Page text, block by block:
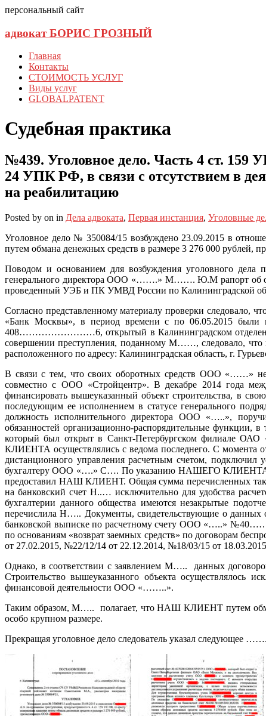
персональный сайт
адвокат БОРИС ГРОЗНЫЙ
Главная
Контакты
СТОИМОСТЬ УСЛУГ
Виды услуг
GLOBALPATENT
Судебная практика
№439. Уголовное дело. Часть 4 ст. 159
24 УПК РФ, в связи с отсутствием в
на реабилитацию
Posted by on in Дела адвоката, Первая инстанция, Уголовные
Уголовное дело № 350084/15 возбуждено 23.09.2015 в
путем обмана денежных средств в размере 3 276 000
Поводом и основанием для возбуждения уголовного дела
генерального директора ООО «…….» М……. Ю.М рапорт об
проведенный УЭБ и ПК УМВД России по Калининградской
Согласно представленному материалу проверки
«Банк Москвы», в период времени с по 06.05.2015
408……………………6, открытый в Калининградском отделении
совершении преступления, поданному М……, следовало, что
расположенного по адресу: Калининградская область, г.
В связи с тем, что своих оборотных средств ООО «……» не
совместно с ООО «Стройцентр». В декабре 2014 года
финансировать вышеуказанный объект строительства, в
последующим ее исполнением в статусе генерального
должность исполнительного директора ООО «…..»,
обязанностей организационно-распорядительные
который был открыт в Санкт-Петербургском филиале
КЛИЕНТА осуществлялись с ведома последнего. С
дистанционного управления расчетным счетом,
бухгалтеру ООО «….» С…. По указанию НАШЕГО КЛИЕНТА
предоставил НАШ КЛИЕНТ. Общая сумма перечисленных
на банковский счет Н..… исключительно для удобства
бухгалтерии данного общества имеются незакрытые
перечислила Н….. Документы, свидетельствующие о
банковской выписке по расчетному счету ООО «…..»
по основаниям «возврат заемных средств» по договорам
от 27.02.2015, №22/12/14 от 22.12.2014, №18/03/15 от
Однако, в соответствии с заявлением М….. данных
Строительство вышеуказанного объекта
финансовой деятельности ООО «……..».
Таким образом, М….. полагает, что НАШ КЛИЕНТ путем
особо крупном размере.
Прекращая уголовное дело следователь указал следующее